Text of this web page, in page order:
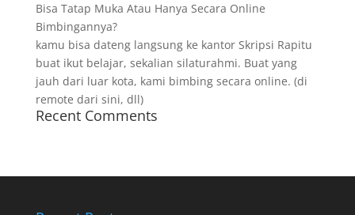
Bisa Tatap Muka Atau Hanya Secara Online
Bimbingannya?
kamu bisa dateng langsung ke kantor Skripsi Rapitu
buat ikut belajar, sekalian silaturahmi. Buat yang
jauh dari luar kota, kami bimbing secara online. (di
remote dari sini, dll)
Recent Comments